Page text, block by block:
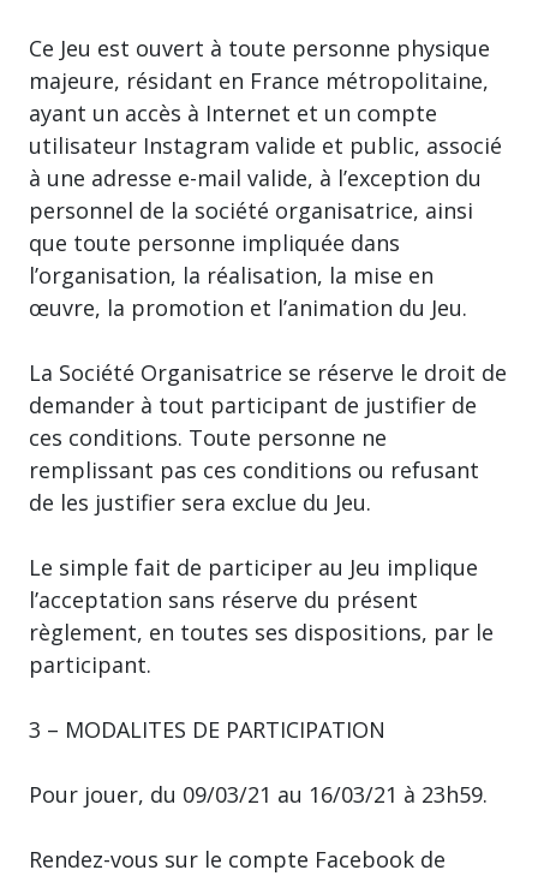
Ce Jeu est ouvert à toute personne physique
majeure, résidant en France métropolitaine,
ayant un accès à Internet et un compte
utilisateur Instagram valide et public, associé
à une adresse e-mail valide, à l’exception du
personnel de la société organisatrice, ainsi
que toute personne impliquée dans
l’organisation, la réalisation, la mise en
œuvre, la promotion et l’animation du Jeu.
La Société Organisatrice se réserve le droit de
demander à tout participant de justifier de
ces conditions. Toute personne ne
remplissant pas ces conditions ou refusant
de les justifier sera exclue du Jeu.
Le simple fait de participer au Jeu implique
l’acceptation sans réserve du présent
règlement, en toutes ses dispositions, par le
participant.
3 – MODALITES DE PARTICIPATION
Pour jouer, du 09/03/21 au 16/03/21 à 23h59.
Rendez-vous sur le compte Facebook de